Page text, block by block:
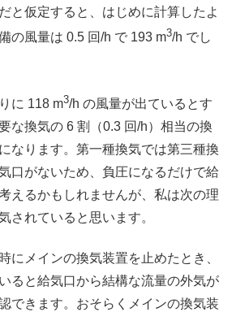
と仮定すると、はじめに計算したよ
の風量は 0.5 回/h で 193 m3/h でし
に 118 m3/h の風量が出ているとす
な換気の 6 割（0.3 回/h）相当の換
なります。第一種換気では第三種換
口がないため、負圧になるだけで給
えるかもしれませんが、私は次の理
されていると思います。
にメインの換気装置を止めたとき、
ると給気口から結構な流量の外気が
できます。おそらくメインの換気装